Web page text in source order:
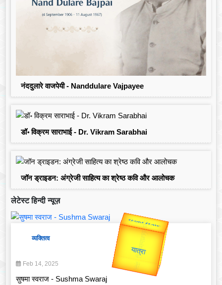
नंददुलारे वाजपेयी - Nanddulare Vajpayee
डॉ॰ विक्रम साराभाई - Dr. Vikram Sarabhai
जॉन ड्राइडन: अंग्रेजी साहित्य का श्रेष्ठ कवि और आलोचक
लेटेस्ट हिन्दी न्यूज़
व्यक्तित्व
Feb 14, 2025
सुषमा स्वराज - Sushma Swaraj
उप प्रधानमंत्री
Valentine's
उपराष्ट्रपति unTV Special